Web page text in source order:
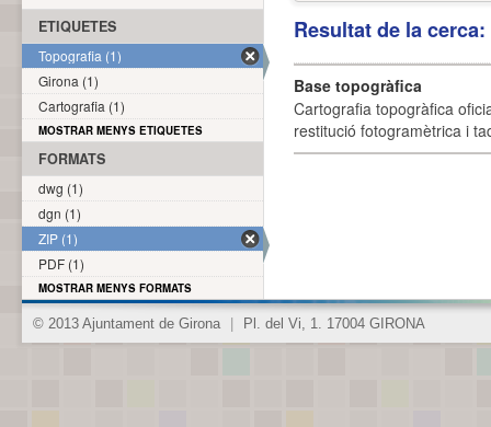
Resultat de la
Base topogràfica
Cartografia topogràfica
restitució fotogramètrica i
ETIQUETES
Topografia (1)
Girona (1)
Cartografia (1)
MOSTRAR MENYS ETIQUETES
FORMATS
dwg (1)
dgn (1)
ZIP (1)
PDF (1)
MOSTRAR MENYS FORMATS
© 2013 Ajuntament de Girona Pl. del Vi, 1. 17004 GIRONA